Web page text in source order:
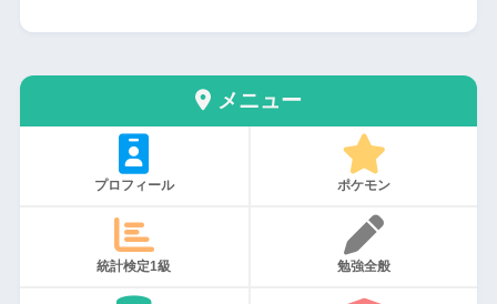
メニュー
プロフィール ポケモン
統計検定1級 勉強全般